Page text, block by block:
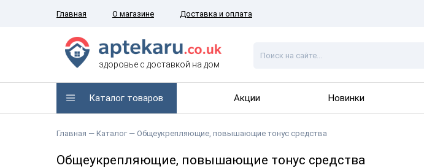
Главная О магазине Доставка и оплата
здоровье с доставкой на дом
Каталог товаров Акции Новинки
Главная — Каталог — Общеукрепляющие, повышающие тонус средства
Общеукрепляющие, повышающие тонус средства